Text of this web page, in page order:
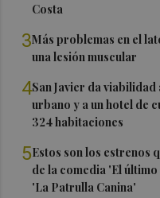
Costa
3Más problemas en el
una lesión muscular
4San Javier da
urbano y a un hotel de
324 habitaciones
5Estos son los estrenos
de la comedia 'El
'La Patrulla Canina'